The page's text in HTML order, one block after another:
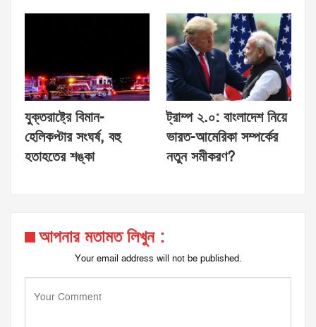
যুক্তরাষ্ট্রে বিমান-
হেলিকপ্টার সংঘর্ষ, বহু
হতাহতের শঙ্কা
ট্রাম্প ২.০: বাংলাদেশ নিয়ে
ভারত-আমেরিকা সম্পর্কের
নতুন সমীকরণ?
আপনার মতামত লিখুন :
Your email address will not be published.